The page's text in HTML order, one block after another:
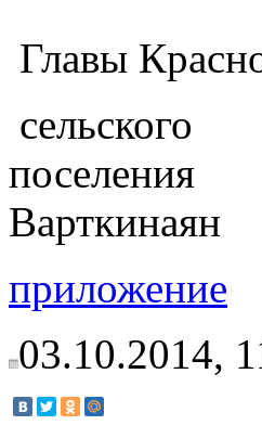
Главы
сельского
Варткинаян
приложение
03.10.2014,